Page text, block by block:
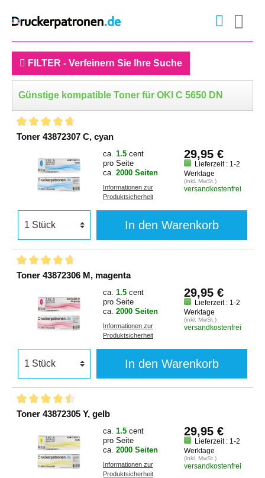
FILTER - Verfeinern Sie Ihre Suche
Günstige kompatible Toner für OKI C 5650 DN
Toner 43872307 C, cyan
ca. 1.5 cent
pro Seite
ca. 2000 Seiten
Informationen zur
Produktsicherheit
29,95 €
Lieferzeit : 1-2
Werktage
(inkl. MwSt.)
versandkostenfrei
In den Warenkorb
Toner 43872306 M, magenta
ca. 1.5 cent
pro Seite
ca. 2000 Seiten
Informationen zur
Produktsicherheit
29,95 €
Lieferzeit : 1-2
Werktage
(inkl. MwSt.)
versandkostenfrei
In den Warenkorb
Toner 43872305 Y, gelb
ca. 1.5 cent
pro Seite
ca. 2000 Seiten
Informationen zur
Produktsicherheit
29,95 €
Lieferzeit : 1-2
Werktage
(inkl. MwSt.)
versandkostenfrei